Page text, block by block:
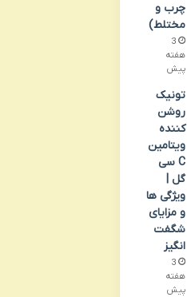
چرب و
مختلط)
3
هفته
پیش
تونیک
روشن
کننده
ویتامین
C سی
گل |
ویژگی ها
و مزایای
شگفت
انگیز
3
هفته
پیش